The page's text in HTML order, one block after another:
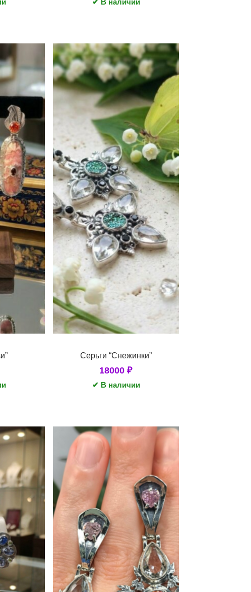
✔ В наличии
Серьги “Снежинки”
18000 ₽
✔ В наличии